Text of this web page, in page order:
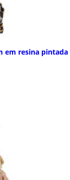
em resina pintada